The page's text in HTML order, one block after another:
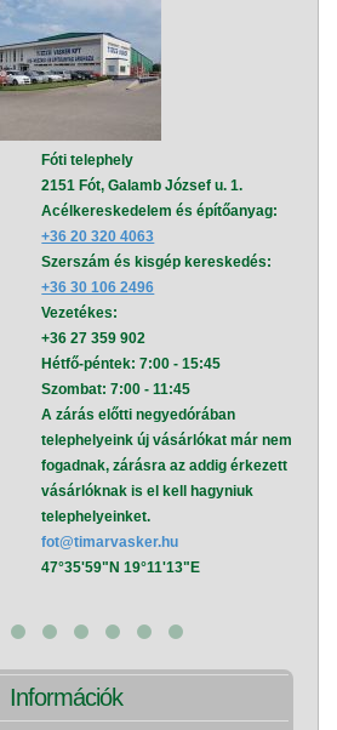
Fóti telephely
2151 Fót, Galamb József u. 1.
Acélkereskedelem és építőanyag:
+36 20 320 4063
Szerszám és kisgép kereskedés:
+36 30 106 2496
Vezetékes:
+36 27 359 902
Hétfő-péntek: 7:00 - 15:45
Szombat: 7:00 - 11:45
A zárás előtti negyedórában
telephelyeink új vásárlókat már nem
fogadnak, zárásra az addig érkezett
vásárlóknak is el kell hagyniuk
telephelyeinket.
fot@timarvasker.hu
47°35'59"N 19°11'13"E
Információk